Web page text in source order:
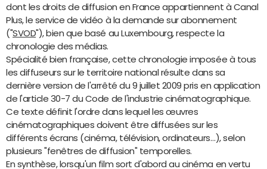
dont les droits de diffusion en France appartiennent à Canal
Plus, le service de vidéo à la demande sur abonnement
("SVOD"), bien que basé au Luxembourg, respecte la
chronologie des médias.
Spécialité bien française, cette chronologie imposée à tous
les diffuseurs sur le territoire national résulte dans sa
dernière version de l'arrêté du 9 juillet 2009 pris en application
de l'article 30-7 du Code de l'industrie cinématographique.
Ce texte définit l'ordre dans lequel les œuvres
cinématographiques doivent être diffusées sur les
différents écrans (cinéma, télévision, ordinateurs…), selon
plusieurs "fenêtres de diffusion" temporelles.
En synthèse, lorsqu'un film sort d'abord au cinéma en vertu